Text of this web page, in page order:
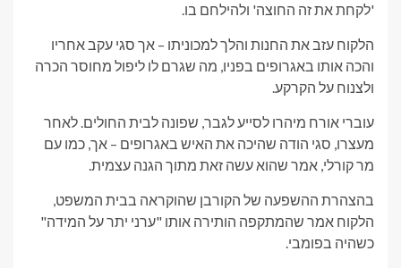
'לקחת את זה החוצה' ולהילחם בו.
הלקוח עזב את החנות והלך למכוניתו – אך סגי עקב אחריו
והכה אותו באגרופים בפניו, מה שגרם לו ליפול מחוסר הכרה
ולצנוח על הקרקע.
עוברי אורח מיהרו לסייע לגבר, שפונה לבית החולים. לאחר
מעצרו, סגי הודה שהיכה את האיש באגרופים – אך, כמו עם
מר קורלי, אמר שהוא עשה זאת מתוך הגנה עצמית.
בהצהרת ההשפעה של הקורבן שהוקראה בבית המשפט,
הלקוח אמר שהמתקפה הותירה אותו "ערני יתר על המידה"
כשהיה בפומבי.